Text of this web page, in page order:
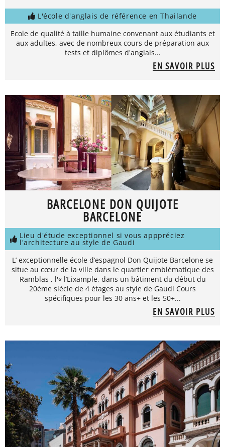
L'école d'anglais de référence en Thailande
Ecole de qualité à taille humaine convenant aux étudiants et
aux adultes, avec de nombreux cours de préparation aux
tests et diplômes d'anglais...
EN SAVOIR PLUS
BARCELONE DON QUIJOTE
BARCELONE
Lieu d'étude exceptionnel si vous apppréciez
l'architecture au style de Gaudi
L’ exceptionnelle école d’espagnol Don Quijote Barcelone se
situe au cœur de la ville dans le quartier emblématique des
Ramblas , l'« l’Eixample, dans un bâtiment du début du
20ème siècle de 4 étages au style de Gaudi Cours
spécifiques pour les 30 ans+ et les 50+...
EN SAVOIR PLUS